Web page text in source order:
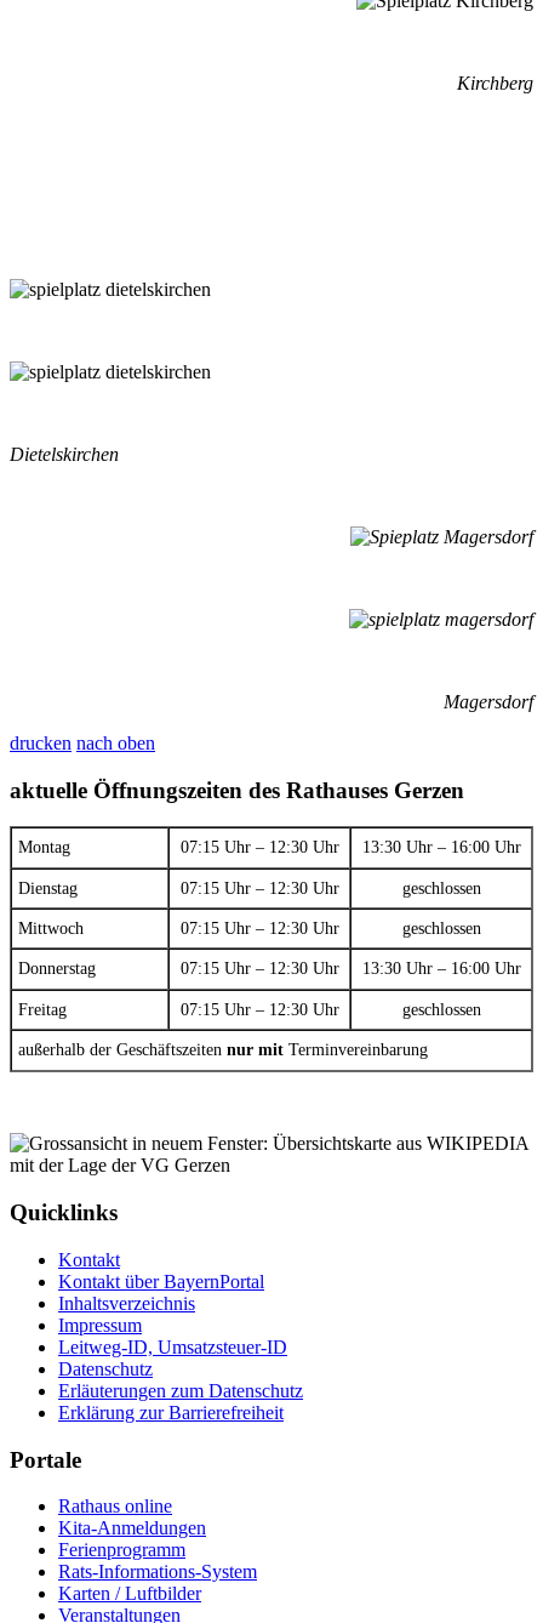
Kirchberg
Dietelskirchen
Magersdorf
drucken nach oben
aktuelle Öffnungszeiten des Rathauses Gerzen
Montag 07:15 Uhr – 12:30 Uhr 13:30 Uhr – 16:00 Uhr
Dienstag 07:15 Uhr – 12:30 Uhr geschlossen
Mittwoch 07:15 Uhr – 12:30 Uhr geschlossen
Donnerstag 07:15 Uhr – 12:30 Uhr 13:30 Uhr – 16:00 Uhr
Freitag 07:15 Uhr – 12:30 Uhr geschlossen
außerhalb der Geschäftszeiten nur mit Terminvereinbarung
Quicklinks
Kontakt
Kontakt über BayernPortal
Inhaltsverzeichnis
Impressum
Leitweg-ID, Umsatzsteuer-ID
Datenschutz
Erläuterungen zum Datenschutz
Erklärung zur Barrierefreiheit
Portale
Rathaus online
Kita-Anmeldungen
Ferienprogramm
Rats-Informations-System
Karten / Luftbilder
Veranstaltungen